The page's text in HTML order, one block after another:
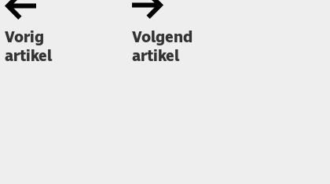
Vorig
artikel
Volgend
artikel